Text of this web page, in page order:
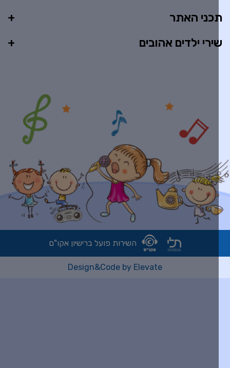
האתר
ילדים אהובים
השירות פועל ברישיון אקו"ם
Design&Code by Elevate